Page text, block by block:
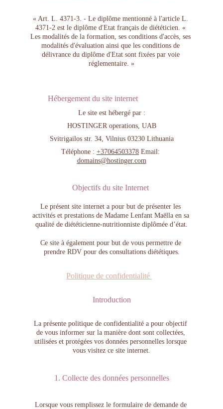
​« Art. L. 4371-3. - Le diplôme mentionné à l'article L.
4371-2 est le diplôme d'Etat français de diététicien. «
Les modalités de la formation, ses conditions d'accès, ses
modalités d'évaluation ainsi que les conditions de
délivrance du diplôme d'Etat sont fixées par voie
réglementaire. »
Hébergement du site internet
Le site est hébergé par :
HOSTINGER operations, UAB
Svitrigailos str. 34, Vilnius 03230 Lithuania
Téléphone : +37064503378 Email:
domains@hostinger.com
Objectifs du site Internet
Le présent site internet a pour but de présenter les
activités et prestations de Madame Lenfant Maëlla en sa
qualité de diététicienne-nutritionniste diplômée d’état.
Ce site à également pour but de vous permettre de
prendre RDV pour des consultations diététiques.
Politique de confidentialité
Introduction
La présente politique de confidentialité a pour objectif
de vous informer sur la manière dont sont collectées,
utilisées et protégées vos données personnelles lorsque
vous visitez ce site internet.
1. Collecte des données personnelles
Lorsque vous remplissez le formulaire de demande de